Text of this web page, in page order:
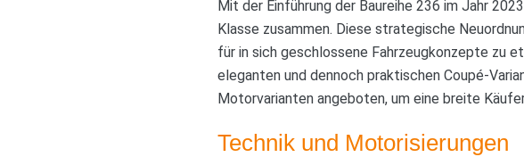
Mit der Einführung der Baureihe 236 im Jahr
Klasse zusammen. Diese strategische
für in sich geschlossene Fahrzeugkonzepte zu
eleganten und dennoch praktischen Coupé-
Motorvarianten angeboten, um eine breite
Technik und Motorisierungen